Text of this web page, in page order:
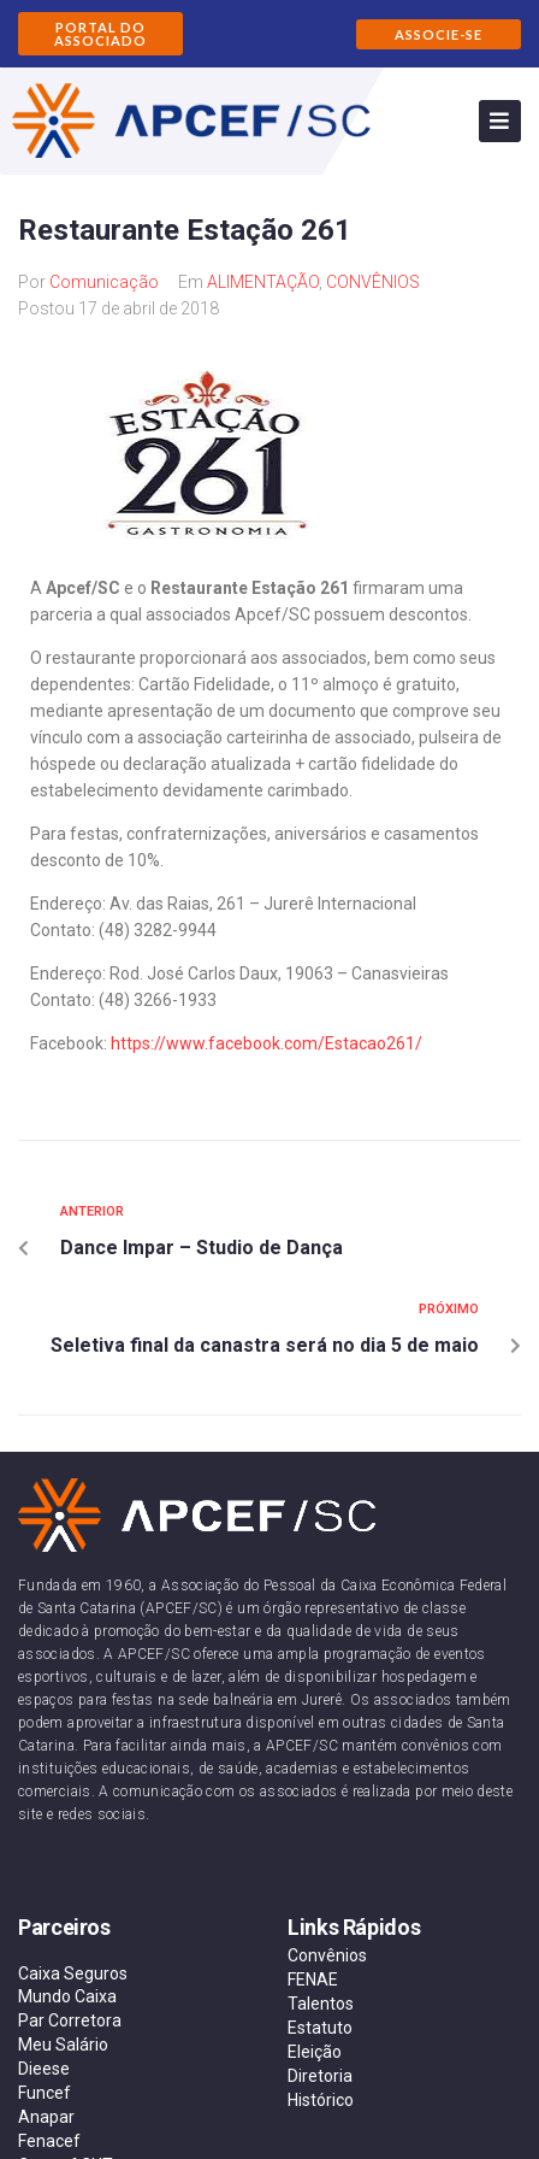
PORTAL DO
ASSOCIADO
ASSOCIE-SE
Restaurante Estação 261
Por Comunicação Em ALIMENTAÇÃO CONVÊNIOS
Postou 17 de abril de 2018
A Apcef/SC e o Restaurante Estação 261 firmaram uma
parceria a qual associados Apcef/SC possuem descontos.
O restaurante proporcionará aos associados, bem como seus
dependentes: Cartão Fidelidade, o 11º almoço é gratuito,
mediante apresentação de um documento que comprove seu
vínculo com a associação carteirinha de associado, pulseira de
hóspede ou declaração atualizada + cartão fidelidade do
estabelecimento devidamente carimbado.
Para festas, confraternizações, aniversários e casamentos
desconto de 10%.
Endereço: Av. das Raias, 261 – Jurerê Internacional
Contato: (48) 3282-9944
Endereço: Rod. José Carlos Daux, 19063 – Canasvieiras
Contato: (48) 3266-1933
Facebook: https://www.facebook.com/Estacao261/
ANTERIOR
Dance Impar – Studio de Dança
PRÓXIMO
Seletiva final da canastra será no dia 5 de maio
Fundada em 1960, a Associação do Pessoal da Caixa Econômica Federal
de Santa Catarina (APCEF/SC) é um órgão representativo de classe
dedicado à promoção do bem-estar e da qualidade de vida de seus
associados. A APCEF/SC oferece uma ampla programação de eventos
esportivos, culturais e de lazer, além de disponibilizar hospedagem e
espaços para festas na sede balneária em Jurerê. Os associados também
podem aproveitar a infraestrutura disponível em outras cidades de Santa
Catarina. Para facilitar ainda mais, a APCEF/SC mantém convênios com
instituições educacionais, de saúde, academias e estabelecimentos
comerciais. A comunicação com os associados é realizada por meio deste
site e redes sociais.
Parceiros
Caixa Seguros
Mundo Caixa
Par Corretora
Meu Salário
Dieese
Funcef
Anapar
Fenacef
Links Rápidos
Convênios
FENAE
Talentos
Estatuto
Eleição
Diretoria
Histórico